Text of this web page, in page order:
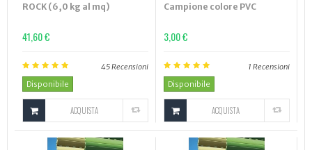
ROCK (6,0 kg al mq)
41,60 €
45Recensioni
Disponibile
ACQUISTA
Campione colore PVC
3,00 €
1 Recensioni
Disponibile
ACQUISTA